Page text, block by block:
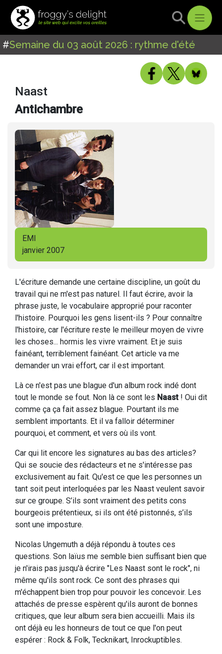
#Semaine du 03 août 2026 : rythme d'été
Naast
Antichambre
EMI
janvier 2007
L'écriture demande une certaine discipline, un goût du
travail qui ne m'est pas naturel. Il faut écrire, avoir la
phrase juste, le vocabulaire approprié pour raconter
l'histoire. Pourquoi les gens lisent-ils ? Pour connaître
l'histoire, car l'écriture reste le meilleur moyen de vivre
les choses... hormis les vivre vraiment. Et je suis
fainéant, terriblement fainéant. Cet article va me
demander un vrai effort, car il est important.
Là ce n'est pas une blague d'un album rock indé dont
tout le monde se fout. Non là ce sont les Naast! Oui dit
comme ça ça fait assez blague. Pourtant ils me
semblent importants. Et il va falloir déterminer
pourquoi, et comment, et vers où ils vont.
Car qui lit encore les signatures au bas des articles?
Qui se soucie des rédacteurs et ne s'intéresse pas
exclusivement au fait. Qu'est ce que les personnes un
tant soit peut interloquées par les Naast veulent savoir
sur ce groupe. S’ils sont vraiment des petits cons
bourgeois prétentieux, si ils ont été pistonnés, s’ils
sont une imposture.
Nicolas Ungemuth a déjà répondu à toutes ces
questions. Son laïus me semble bien suffisant bien que
je n'irais pas jusqu'à écrire "Les Naast sont le rock", ni
même qu'ils sont rock. Ce sont des phrases qui
m'échappent bien trop pour pouvoir les concevoir. Les
attachés de presse espèrent qu'ils auront de bonnes
critiques, que leur album sera bien accueilli. Mais ils
ont déjà eu les honneurs de tout ce que l'on peut
espérer : Rock & Folk, Tecknikart, Inrockuptibles.